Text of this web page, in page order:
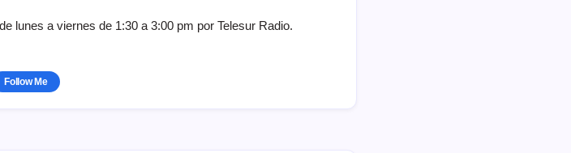
lunes a viernes de 1:30 a 3:00 pm por Telesur Radio.
Follow Me